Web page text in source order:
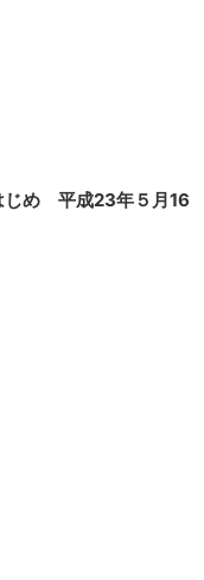
じめ 平成23年５月16